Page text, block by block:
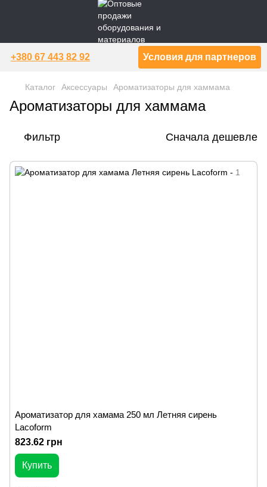
+380 67 443 82 92 Условия для партнеров
Каталог Аксессуары Ароматизаторы для хаммама
Ароматизаторы для хаммама
Фильтр Сначала дешевле
Ароматизатор для хамама 250 мл Летняя сирень
Lacoform
823.62 грн
Купить